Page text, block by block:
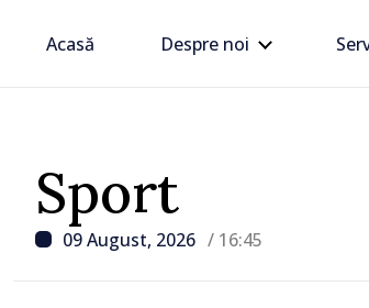
Acasă Despre noi
Sport
09 August, 2026 / 16:45